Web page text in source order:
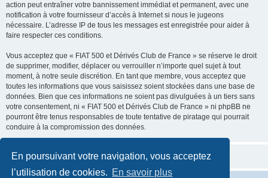
En poursuivant votre navigation, vous acceptez
l’utilisation de cookies. En savoir plus
action peut entraîner votre bannissement immédiat et permanent, avec une
notification à votre fournisseur d’accès à Internet si nous le jugeons
nécessaire. L’adresse IP de tous les messages est enregistrée pour aider à
faire respecter ces conditions.
Vous acceptez que « FIAT 500 et Dérivés Club de France » se réserve le droit
de supprimer, modifier, déplacer ou verrouiller n’importe quel sujet à tout
moment, à notre seule discrétion. En tant que membre, vous acceptez que
toutes les informations que vous saisissez soient stockées dans une base de
données. Bien que ces informations ne soient pas divulguées à un tiers sans
votre consentement, ni « FIAT 500 et Dérivés Club de France » ni phpBB ne
pourront être tenus responsables de toute tentative de piratage qui pourrait
conduire à la compromission des données.